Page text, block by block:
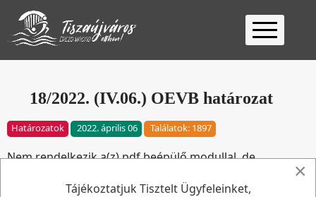
Kezdőlap
2026 Fontos
Elérhetőség
18/2022. (IV.06.) OEVB határozat
Határozatok 2022. április 06 Találatok: 1897
Nem rendelkezik a(z) pdf beépülő modullal, de
×
Tájékoztatjuk Tisztelt Ügyfeleinket,